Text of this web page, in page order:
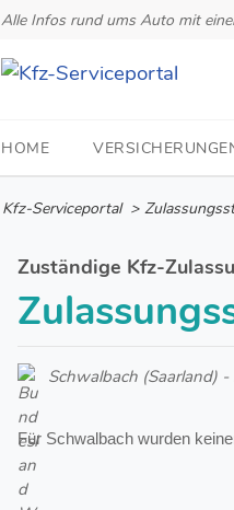
Alle Infos rund ums Auto mit
HOME
Kfz-Serviceportal >
Zuständige Kfz-
Schwalbach (Saarland) -
Für Schwalbach wurden